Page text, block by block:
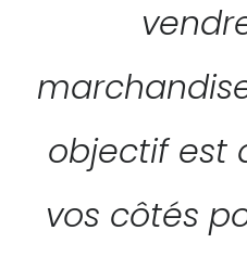
objectif est
vos côtés